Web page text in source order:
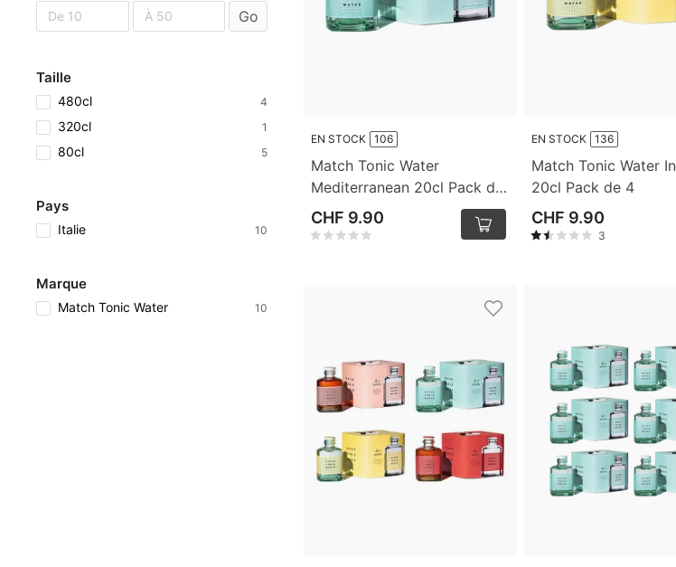
Go
Taille
480cl 4
320cl 1
80cl 5
Pays
Italie 10
Marque
Match Tonic Water 10
EN STOCK 106
Match Tonic Water
Mediterranean 20cl Pack de
4
CHF 9.90
EN STOCK 136
Match Tonic Water
20cl Pack de 4
CHF 9.90
3